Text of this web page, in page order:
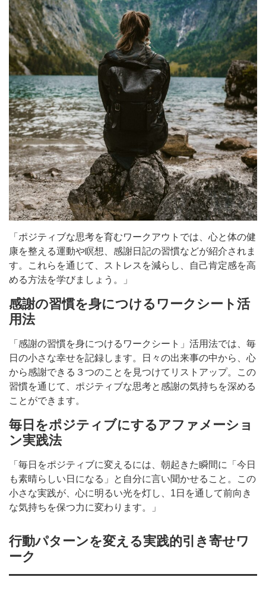
「ポジティブな思考を育むワークアウトでは、心と体の健
康を整える運動や瞑想、感謝日記の習慣などが紹介されま
す。これらを通じて、ストレスを減らし、自己肯定感を高
める方法を学びましょう。」
感謝の習慣を身につけるワークシート活
用法
「感謝の習慣を身につけるワークシート」活用法では、毎
日の小さな幸せを記録します。日々の出来事の中から、心
から感謝できる３つのことを見つけてリストアップ。この
習慣を通じて、ポジティブな思考と感謝の気持ちを深める
ことができます。
毎日をポジティブにするアファメーショ
ン実践法
「毎日をポジティブに変えるには、朝起きた瞬間に「今日
も素晴らしい日になる」と自分に言い聞かせること。この
小さな実践が、心に明るい光を灯し、1日を通して前向き
な気持ちを保つ力に変わります。」
行動パターンを変える実践的引き寄せワ
ーク